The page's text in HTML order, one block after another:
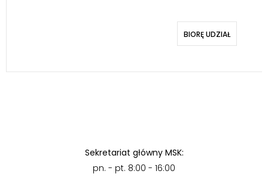
POKAŻ SZCZEGÓŁY
Sekretariat główny MSK:
pn. - pt. 8:00 - 16:00